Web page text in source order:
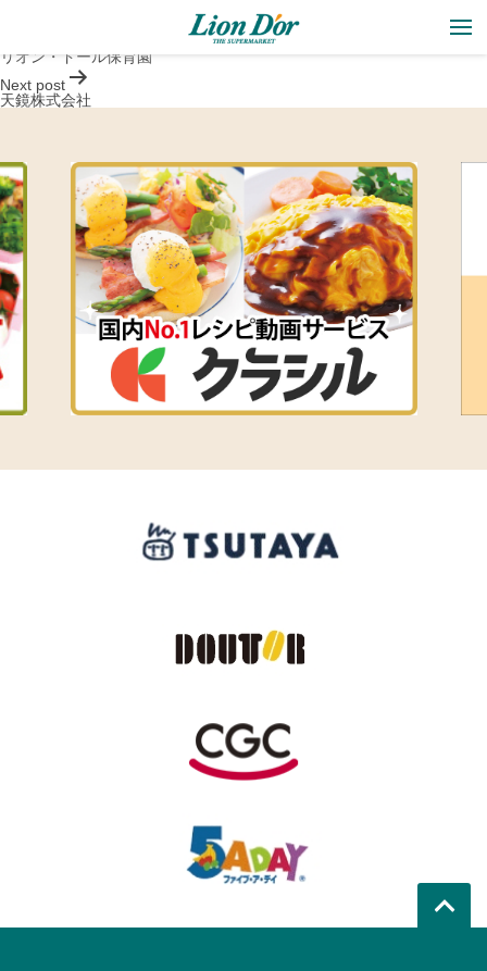
リオン・ドールカルチャーセンター
ビ
ゲ
ョ
ン
リオン・ドール保育園
Next post
天鏡株式会社